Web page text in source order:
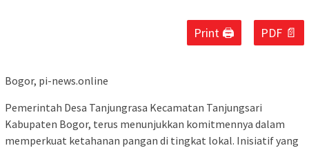
Print 🖨 PDF 📄
Bogor, pi-news.online
Pemerintah Desa Tanjungrasa Kecamatan Tanjungsari
Kabupaten Bogor, terus menunjukkan komitmennya dalam
memperkuat ketahanan pangan di tingkat lokal. Inisiatif yang